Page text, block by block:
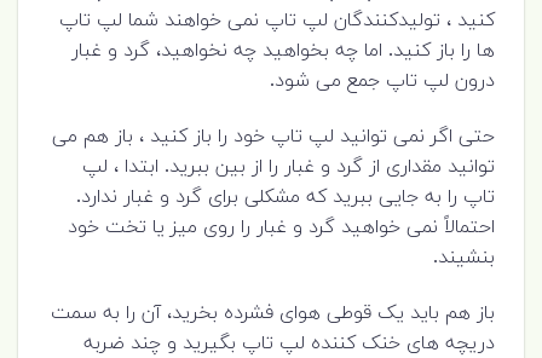
کنید ، تولیدکنندگان لپ تاپ نمی خواهند شما لپ تاپ
ها را باز کنید. اما چه بخواهید چه نخواهید، گرد و غبار
درون لپ تاپ جمع می شود.
حتی اگر نمی توانید لپ تاپ خود را باز کنید ، باز هم می
توانید مقداری از گرد و غبار را از بین ببرید. ابتدا ، لپ
تاپ را به جایی ببرید که مشکلی برای گرد و غبار ندارد.
احتمالاً نمی خواهید گرد و غبار را روی میز یا تخت خود
بنشیند.
باز هم باید یک قوطی هوای فشرده بخرید، آن را به سمت
دریچه های خنک کننده لپ تاپ بگیرید و چند ضربه